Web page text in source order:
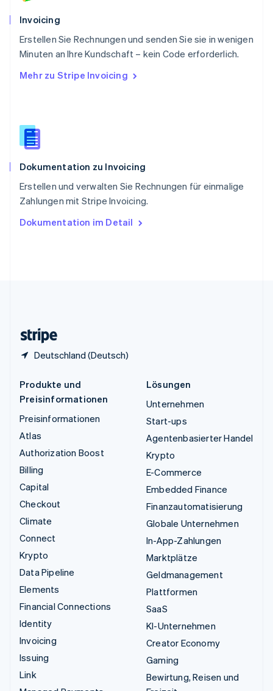
Invoicing
Erstellen Sie Rechnungen und senden Sie sie in wenigen
Minuten an Ihre Kundschaft – kein Code erforderlich.
Mehr zu Stripe Invoicing
Dokumentation zu Invoicing
Erstellen und verwalten Sie Rechnungen für einmalige
Zahlungen mit Stripe Invoicing.
Dokumentation im Detail
Deutschland (Deutsch)
Singapur
English简体中文
Slowakei
Slowenien
English
Spanien
Thailand
Tschechische Republik
English
English
Produkte und
Preisinformationen
Preisinformationen
Atlas
Authorization Boost
Billing
Capital
Checkout
Climate
Connect
Krypto
Data Pipeline
Elements
Financial Connections
Identity
Invoicing
Issuing
Link
Lösungen
Unternehmen
Start-ups
Agentenbasierter Handel
Krypto
E-Commerce
Embedded Finance
Finanzautomatisierung
Globale Unternehmen
In-App-Zahlungen
Marktplätze
Geldmanagement
Plattformen
SaaS
KI-Unternehmen
Creator Economy
Gaming
Bewirtung, Reisen und